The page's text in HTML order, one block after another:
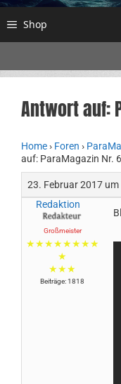
Shop
Antwort auf:
Home› Foren ›
auf: ParaMagazin Nr. 6
23. Februar 2017 um
Redaktion
Großmeister
★★★★★★★★
★
★★★
Beiträge: 1818